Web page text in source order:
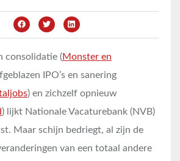
consolidatie (Monster en
IPO’s en sanering
) en zichzelf opnieuw
) lijkt Nationale Vacaturebank (NVB)
Maar schijn bedriegt, al zijn de
van een totaal andere